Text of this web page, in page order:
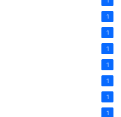
1
1
1
1
1
1
1